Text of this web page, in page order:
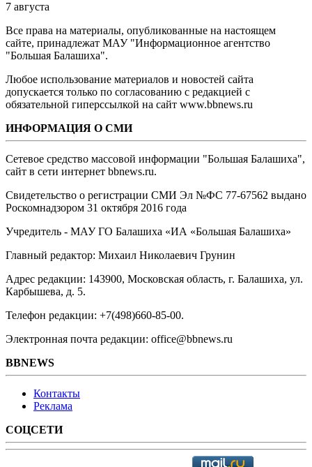
7 августа
Все права на материалы, опубликованные на настоящем
сайте, принадлежат МАУ "Информационное агентство
"Большая Балашиха".
Любое использование материалов и новостей сайта
допускается только по согласованию с редакцией с
обязательной гиперссылкой на сайт www.bbnews.ru
ИНФОРМАЦИЯ О СМИ
Сетевое средство массовой информации "Большая Балашиха",
сайт в сети интернет bbnews.ru.
Свидетельство о регистрации СМИ Эл №ФС ‎77-67562 выдано
Роскомнадзором 31 октября 2016 года
Учредитель - МАУ ГО Балашиха «ИА «Большая Балашиха»
Главный редактор: Михаил Николаевич Грунин
Адрес редакции: 143900, Московская область, г. Балашиха, ул.
Карбышева, д. 5.
Телефон редакции: +7(498)660-85-00.
Электронная почта редакции: office@bbnews.ru
BBNEWS
Контакты
Реклама
СОЦСЕТИ